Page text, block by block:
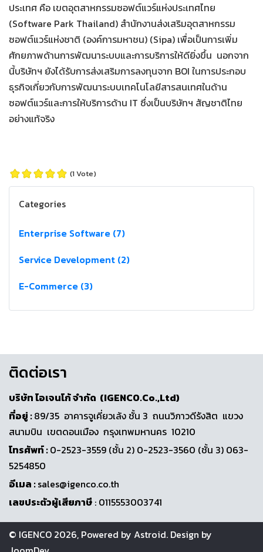
ประเทศ คือ เขตอุตสาหกรรมซอฟต์แวร์แห่งประเทศไทย
(Software Park Thailand) สำนักงานส่งเสริมอุตสาหกรรม
ซอฟต์แวร์แห่งชาติ (องค์การมหาชน) (Sipa) เพื่อเป็นการเพิ่ม
ศักยภาพด้านการพัฒนาระบบและการบริการให้ดียิ่งขึ้น นอกจาก
นี้บริษัทฯ ยังได้รับการส่งเสริมการลงทุนจาก BOI ในการประกอบ
ธุรกิจเกี่ยวกับการพัฒนาระบบเทคโนโลยีสารสนเทศในด้าน
ซอฟต์แวร์และการให้บริการด้าน IT ซึ่งเป็นบริษัทฯ สัญชาติไทย
อย่างแท้จริง
(1 Vote)
Categories
Enterprise Software (7)
Service Development (2)
E-Commerce (3)
ติดต่อเรา
บริษัท ไอเจนโก้ จำกัด (IGENCO.Co.,Ltd)
ที่อยู่ :89/35 อาคารจูเคี่ยวเล้ง ชั้น 3 ถนนวิภาวดีรังสิต แขวง
สนามบิน เขตดอนเมือง กรุงเทพมหานคร 10210
โทรศัพท์ :0-2523-3559 (ชั้น 2) 0-2523-3560 (ชั้น 3) 063-
5254850
อีเมล :sales@igenco.co.th
เลขประตัวผู้เสียภาษี : 0115553003741
© IGENCO 2026, Powered by Astroid. Design by